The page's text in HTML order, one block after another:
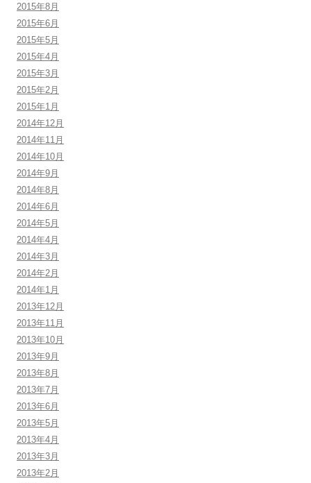
2015年8月
2015年6月
2015年5月
2015年4月
2015年3月
2015年2月
2015年1月
2014年12月
2014年11月
2014年10月
2014年9月
2014年8月
2014年6月
2014年5月
2014年4月
2014年3月
2014年2月
2014年1月
2013年12月
2013年11月
2013年10月
2013年9月
2013年8月
2013年7月
2013年6月
2013年5月
2013年4月
2013年3月
2013年2月